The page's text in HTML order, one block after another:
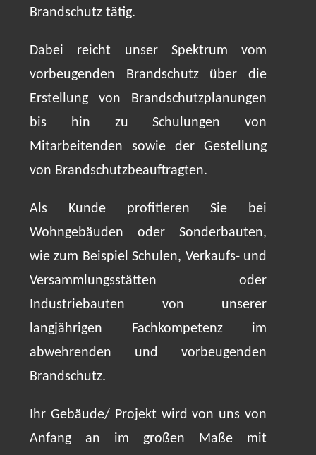
Brandschutz tätig.
Dabei reicht unser Spektrum vom
vorbeugenden Brandschutz über die
Erstellung von Brandschutzplanungen
bis hin zu Schulungen von
Mitarbeitenden sowie der Gestellung
von Brandschutzbeauftragten.
Als Kunde profitieren Sie bei
Wohngebäuden oder Sonderbauten,
wie zum Beispiel Schulen, Verkaufs- und
Versammlungsstätten oder
Industriebauten von unserer
langjährigen Fachkompetenz im
abwehrenden und vorbeugenden
Brandschutz.
Ihr Gebäude/ Projekt wird von uns von
Anfang an im großen Maße mit